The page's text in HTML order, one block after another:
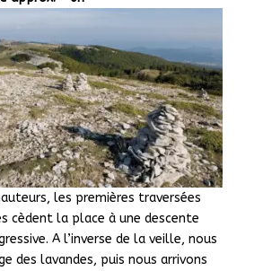
les premières traversées
cèdent la place à une descente
A l’inverse de la veille, nous
des lavandes, puis nous arrivons